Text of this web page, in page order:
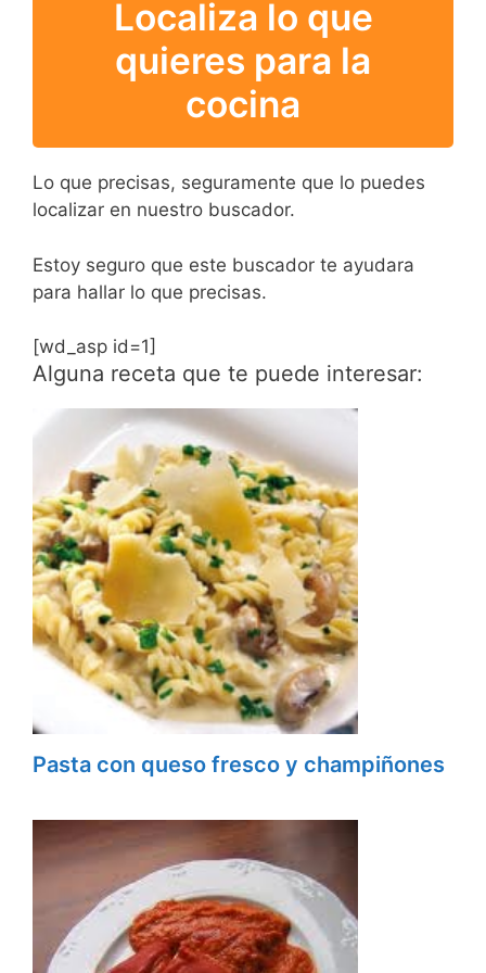
Localiza lo que
quieres para la
cocina
Lo que precisas, seguramente que lo puedes
localizar en nuestro buscador.
Estoy seguro que este buscador te ayudara
para hallar lo que precisas.
[wd_asp id=1]
Alguna receta que te puede interesar:
Pasta con queso fresco y champiñones